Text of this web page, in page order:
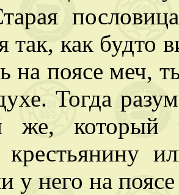
так, как
на поясе меч,
Тогда
же, который
крестьянину
у него на